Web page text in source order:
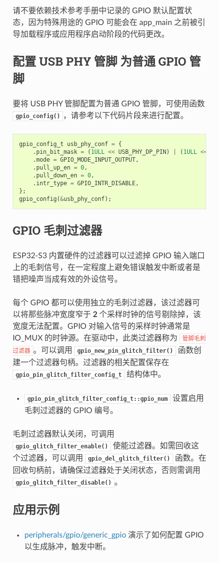
请不要依赖技术参考手册中记录的 GPIO 默认配置状
态，因为特殊用途的 GPIO 可能会在 app_main 之前被引
导加载程序或应用程序启动阶段的代码更改。
配置 USB PHY 管脚 为普通 GPIO 管
脚
要将 USB PHY 管脚配置为普通 GPIO 管脚，可使用函数
gpio_config() ，请参考以下代码片段来进行配置。
gpio_config_t usb_phy_conf = {
. pin_bit_mask = ( 1ULL << USB_PHY_DP_PIN) ( 1ULL <<
.mode = GPIO_MODE_INPUT_OUTPUT,
. pull_up_en = 0,
. pull_down_en = 0,
. intr_type = GPIO_INTR_DISABLE,
};
gpio_config (&usb_phy_conf);
GPIO 毛刺过滤器
ESP32-S3 内置硬件的过滤器可以过滤掉 GPIO 输入端口
上的毛刺信号，在一定程度上避免错误触发中断或者是
错把噪声当成有效的外设信号。
每个 GPIO 都可以使用独立的毛刺过滤器，该过滤器可
以将那些脉冲宽度窄于 2个采样时钟的信号剔除掉，该
宽度无法配置。GPIO 对输入信号的采样时钟通常是
IO_MUX 的时钟源。在驱动中，此类过滤器称为
管脚毛刺
过滤器 。可以调用 gpio_new_pin_glitch_filter()
函数创
建一个过滤器句柄。过滤器的相关配置保存在
gpio_pin_glitch_filter_config_t 结构体中。
gpio_pin_glitch_filter_config_t::gpio_num
设置启用
毛刺过滤器的 GPIO 编号。
毛刺过滤器默认关闭，可调用
gpio_glitch_filter_enable()
使能过滤器。如需回收这
个过滤器，可以调用
gpio_del_glitch_filter()
函数。在
回收句柄前，请确保过滤器处于关闭状态，否则需调用
gpio_glitch_filter_disable() 。
应用示例
peripherals/gpio/generic_gpio演示了如何配置 GPIO
以生成脉冲，触发中断。